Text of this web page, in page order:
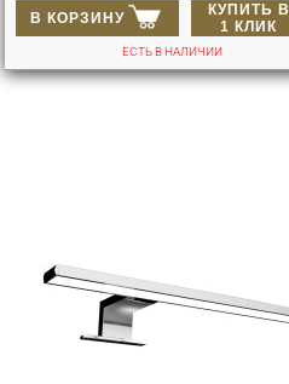
В КОРЗИНУ
КУПИТЬ В
1 КЛИК
ЕСТЬ В НАЛИЧИИ